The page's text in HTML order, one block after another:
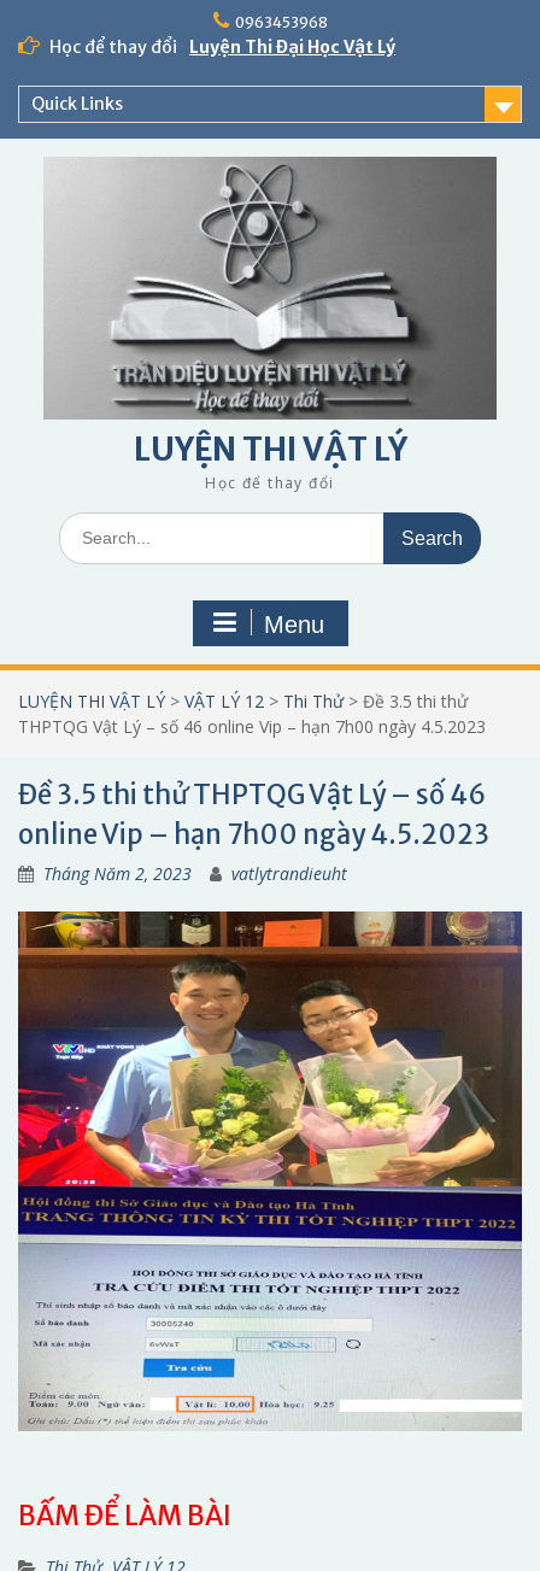
content
0963453968
Học để thay đổi Luyện Thi Đại Học Vật Lý
Quick Links
LUYỆN THI VẬT LÝ
Học để thay đổi
Search
for:
Menu
LUYỆN THI VẬT LÝ > VẬT LÝ 12 > Thi Thử> Đề 3.5 thi thử
THPTQG Vật Lý – số 46 online Vip – hạn 7h00 ngày 4.5.2023
Đề 3.5 thi thử THPTQG Vật Lý – số 46
online Vip – hạn 7h00 ngày 4.5.2023
Tháng Năm 2, 2023 vatlytrandieuht
BẤM ĐỂ LÀM BÀI